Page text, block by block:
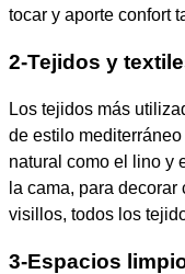
tocar y aporte confort
2-Tejidos y
Los tejidos más
de estilo
natural como el lino y
la cama, para
visillos, todos los
3-Espacios